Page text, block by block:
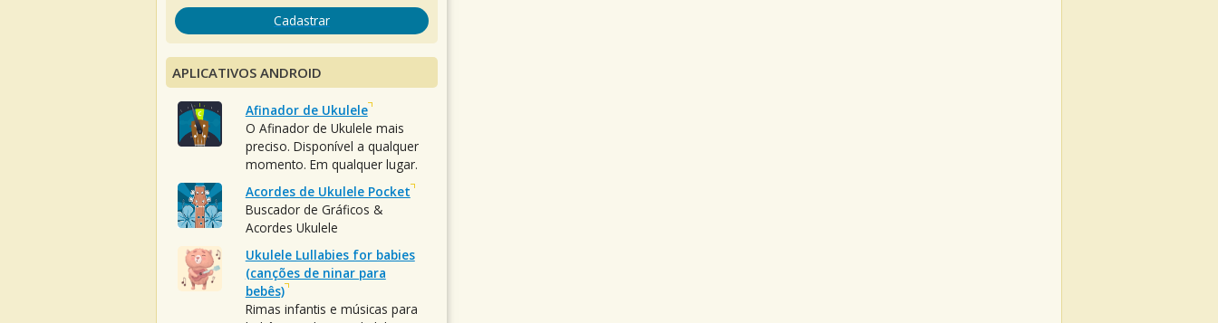
Cadastrar
APLICATIVOS ANDROID
Afinador de Ukulele
O Afinador de Ukulele mais
preciso. Disponível a qualquer
momento. Em qualquer lugar.
Acordes de Ukulele Pocket
Buscador de Gráficos &
Acordes Ukulele
Ukulele Lullabies for babies
(canções de ninar para
bebês)
Rimas infantis e músicas para